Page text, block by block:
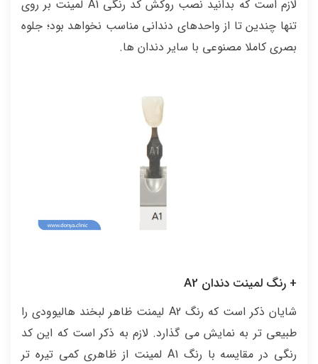
لازم است که بدانید نصب روکش کد رنگی A1 لمینت بر روی
تنها چندین تا از واحدهای دندانی مناسب نخواهد بود؛ جلوه
بصری کاملا مصنوعی با سایر دندان ها.
+ رنگ لمینت دندان A2
شایان ذکر است که رنگ A2 لیمنت ظاهر لبخند هالیوودی را
طبیعی تر به نمایش می گذارد. لازم به ذکر است که این کد
رنگی در مقایسه با رنگ A1 لمینت از ظاهری کمی تیره تر